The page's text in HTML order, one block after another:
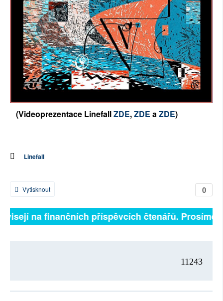
(Videoprezentace LinefallZDE,ZDE aZDE)
Linefall
0
Vytisknout
na finančních příspěvcích čtenářů. Prosíme,
11243